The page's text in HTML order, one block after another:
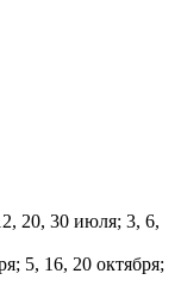
20, 30 июля; 3, 6,
5, 16, 20 октября;